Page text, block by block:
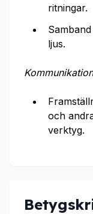
ritningar.
ljus.
Kommunikation
och
verktyg.